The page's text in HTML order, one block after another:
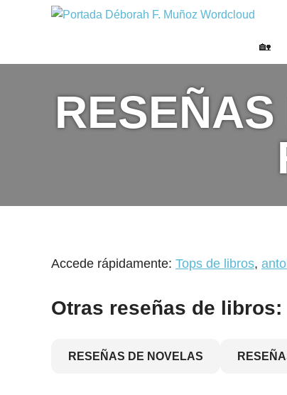
F.
más
🏡
Accede rápidamente: Tops de libros,
Otras reseñas de libros:
RESEÑAS DE NOVELAS